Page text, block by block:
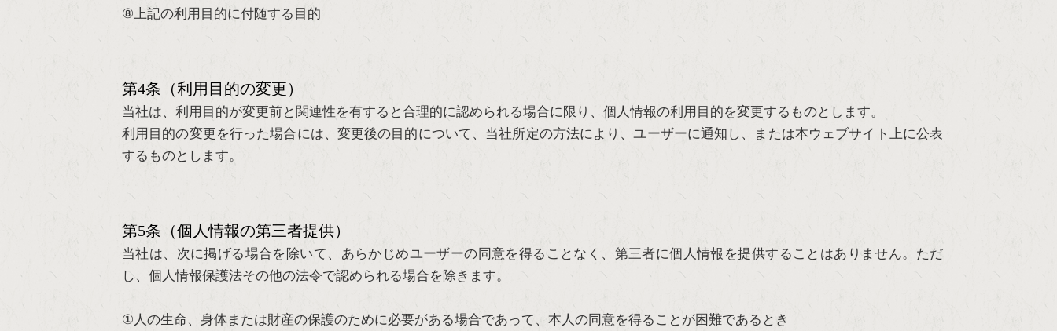
⑧上記の利用目的に付随する目的
第4条（利用目的の変更）
当社は、利用目的が変更前と関連性を有すると合理的に認められる場合に限り、個人情報の利用目的を変更するものとします。
利用目的の変更を行った場合には、変更後の目的について、当社所定の方法により、ユーザーに通知し、または本ウェブサイト上に公表
するものとします。
第5条（個人情報の第三者提供）
当社は、次に掲げる場合を除いて、あらかじめユーザーの同意を得ることなく、第三者に個人情報を提供することはありません。ただ
し、個人情報保護法その他の法令で認められる場合を除きます。
①人の生命、身体または財産の保護のために必要がある場合であって、本人の同意を得ることが困難であるとき